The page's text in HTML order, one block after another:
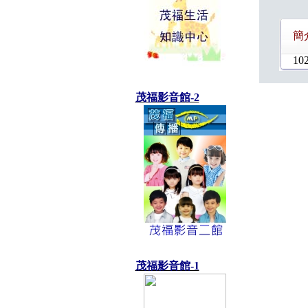
茂福影音館-2
茂福影音館-1
簡